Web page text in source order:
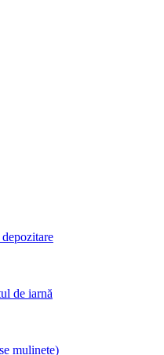
de iarnă
mulinete)